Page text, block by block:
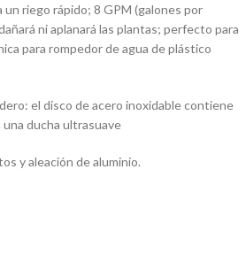
un riego rápido; 8 GPM (galones por
ni aplanará las plantas; perfecto para
para rompedor de agua de plástico
el disco de acero inoxidable contiene
ducha ultrasuave
y aleación de aluminio.